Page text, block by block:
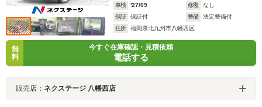
車検
'27/09 修復
なし
保証
保証付 整備
法定整備付
住所
福岡県北九州市八幡西区
無
料
今すぐ在庫確認・見積依頼
電話する
販売店： ネクステージ 八幡西店